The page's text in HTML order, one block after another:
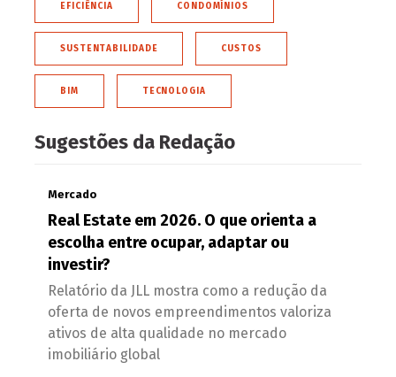
EFICIÊNCIA CONDOMÍNIOS
SUSTENTABILIDADE CUSTOS
BIM TECNOLOGIA
Sugestões da Redação
Mercado
Real Estate em 2026. O que orienta a
escolha entre ocupar, adaptar ou
investir?
Relatório da JLL mostra como a redução da
oferta de novos empreendimentos valoriza
ativos de alta qualidade no mercado
imobiliário global